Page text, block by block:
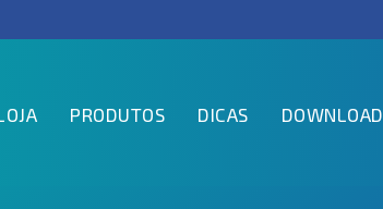
PRODUTOS DICAS DOWNLOAD